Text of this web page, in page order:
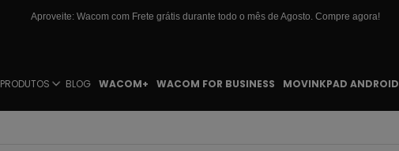
Aproveite: Wacom com Frete grátis durante todo o mês de Agosto. Compre agora!
PRODUTOS BLOG WACOM+ WACOM FOR BUSINESS MOVINKPAD ANDROID